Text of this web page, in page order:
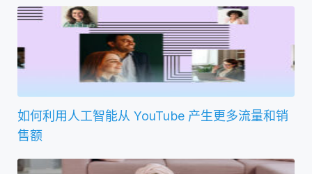
如何利用人工智能从 YouTube 产生更多流量和销
售额